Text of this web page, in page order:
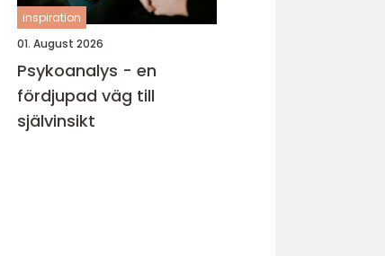
inspiration
01. August 2026
Psykoanalys - en
fördjupad väg till
självinsikt